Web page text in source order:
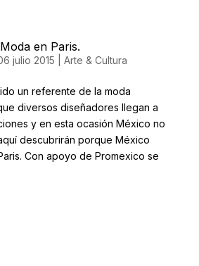
en Paris.
julio 2015 Arte & Cultura
un referente de la moda
diversos diseñadores llegan a
y en esta ocasión México no
descubrirán porque México
Con apoyo de Promexico se